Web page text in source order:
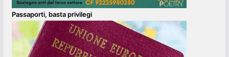
Passaporti, basta privilegi